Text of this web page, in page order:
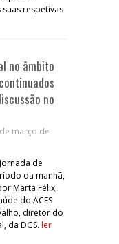
respetivas
no âmbito
no
março de
de
da manhã,
Marta Félix,
do ACES
diretor do
da DGS. ler